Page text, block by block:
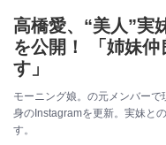
高橋愛、“美人”実
を公開！ 「姉妹
す」
モーニング娘。の元メンバー
身のInstagramを更新。実妹と
す。